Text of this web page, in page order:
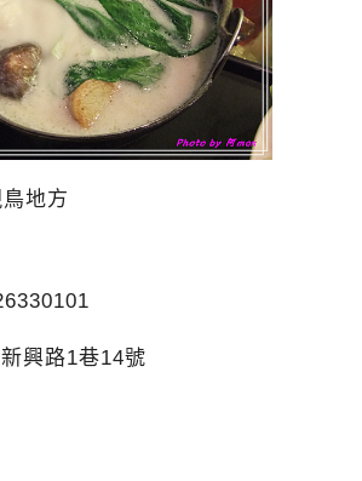
地方
興路1巷14號